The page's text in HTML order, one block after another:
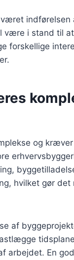
være i stand til
forskellige
og
hvilket gør
af
arbejdet. En